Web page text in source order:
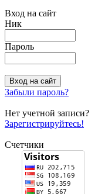
Вход на сайт
Ник
Пароль
Забыли пароль?
Нет учетной записи?
Зарегистрируйтесь!
Счетчики